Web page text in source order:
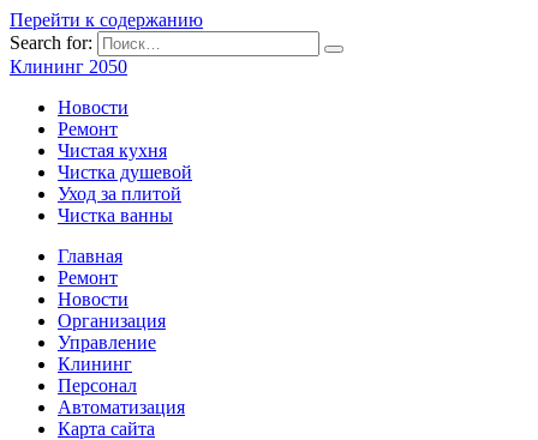
Перейти к содержанию
Search for:
Клининг 2050
Новости
Ремонт
Чистая кухня
Чистка душевой
Уход за плитой
Чистка ванны
Главная
Ремонт
Новости
Организация
Управление
Клининг
Персонал
Автоматизация
Карта сайта